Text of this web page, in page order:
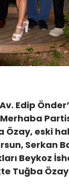
Edip
Özay, eski
Serkan
Beykoz
Tuğba Özay